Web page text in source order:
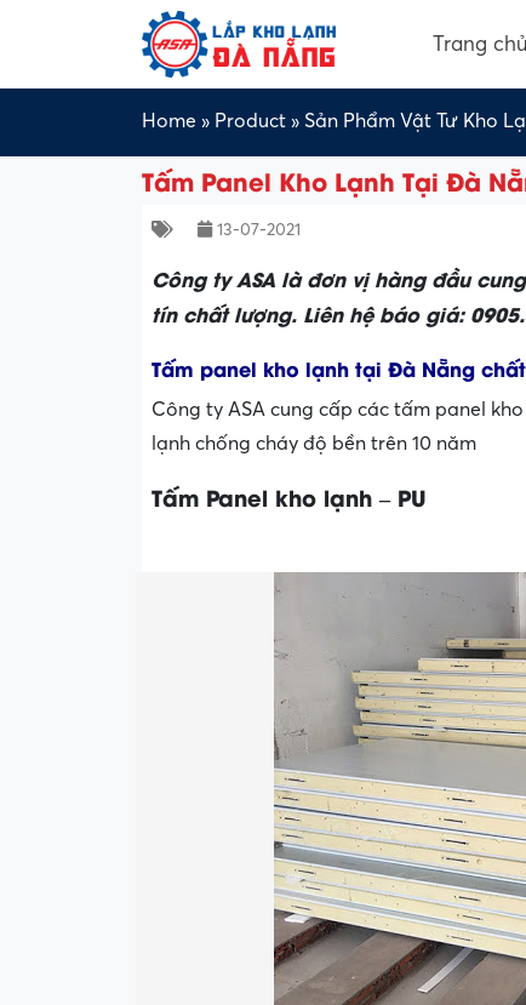
Trang chủ
Home » Product » Sản Phẩm Vật Tư Kho
Tấm Panel Kho Lạnh Tại Đà
13-07-2021
Công ty ASA là đơn vị hàng đầu
tín chất lượng. Liên hệ báo giá:
Tấm panel kho lạnh tại Đà Nẵng
Công ty ASA cung cấp các tấm panel
lạnh chống cháy độ bền trên 10 năm
Tấm Panel kho lạnh – PU